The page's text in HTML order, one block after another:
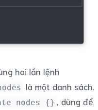
hai lần lệnh
là một danh sách.
nodes {} , dùng để